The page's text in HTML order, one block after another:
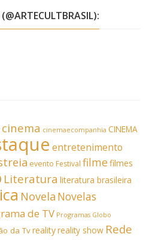
cinema cinemaecompanhia CINEMA
entretenimento
evento Festival filmefilmes
Literatura literatura brasileira
Novela Novelas
de TV Programas Globo
da Tvrealityreality show Rede